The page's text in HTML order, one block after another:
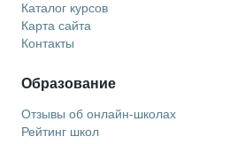
Каталог курсов
Карта сайта
Контакты
Образование
Отзывы об онлайн-школах
Рейтинг школ